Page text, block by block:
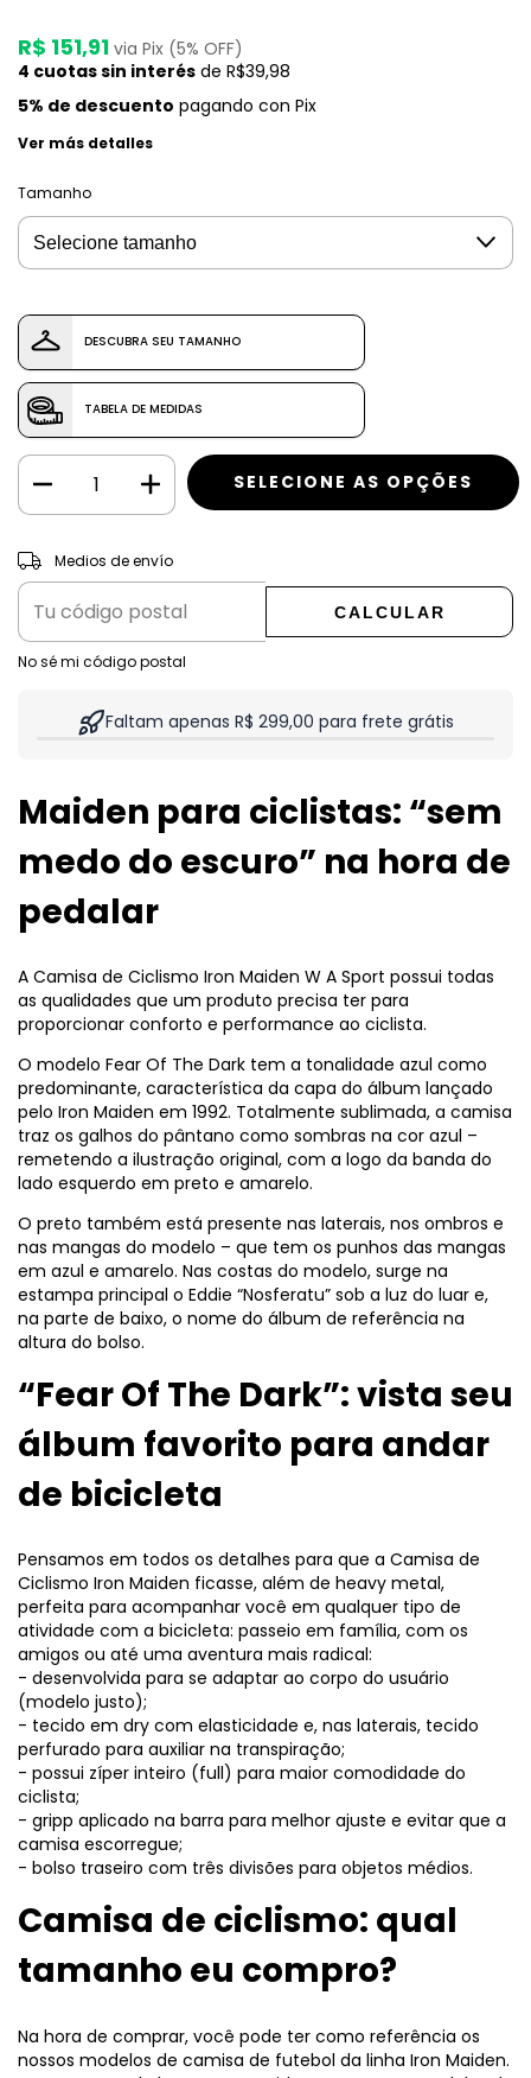
R$ 151,91 via Pix (5% OFF)
4 cuotas sin interés de R$39,98
5% de descuento pagando con Pix
Ver más detalles
Tamanho
DESCUBRA SEU TAMANHO
TABELA DE MEDIDAS
Entregas para el CP:
Medios de envío
CALCULAR
No sé mi código postal
Faltam apenas R$ 299,00 para frete grátis
Maiden para ciclistas: “sem
medo do escuro” na hora de
pedalar
A Camisa de Ciclismo Iron Maiden W A Sport possui todas
as qualidades que um produto precisa ter para
proporcionar conforto e performance ao ciclista.
O modelo Fear Of The Dark tem a tonalidade azul como
predominante, característica da capa do álbum lançado
pelo Iron Maiden em 1992. Totalmente sublimada, a camisa
traz os galhos do pântano como sombras na cor azul –
remetendo a ilustração original, com a logo da banda do
lado esquerdo em preto e amarelo.
O preto também está presente nas laterais, nos ombros e
nas mangas do modelo – que tem os punhos das mangas
em azul e amarelo. Nas costas do modelo, surge na
estampa principal o Eddie “Nosferatu” sob a luz do luar e,
na parte de baixo, o nome do álbum de referência na
altura do bolso.
“Fear Of The Dark”: vista seu
álbum favorito para andar
de bicicleta
Pensamos em todos os detalhes para que a Camisa de
Ciclismo Iron Maiden ficasse, além de heavy metal,
perfeita para acompanhar você em qualquer tipo de
atividade com a bicicleta: passeio em família, com os
amigos ou até uma aventura mais radical:
- desenvolvida para se adaptar ao corpo do usuário
(modelo justo);
- tecido em dry com elasticidade e, nas laterais, tecido
perfurado para auxiliar na transpiração;
- possui zíper inteiro (full) para maior comodidade do
ciclista;
- gripp aplicado na barra para melhor ajuste e evitar que a
camisa escorregue;
- bolso traseiro com três divisões para objetos médios.
Camisa de ciclismo: qual
tamanho eu compro?
Na hora de comprar, você pode ter como referência os
nossos modelos de camisa de futebol da linha Iron Maiden.